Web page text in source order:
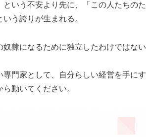
という不安より先に、「この人たちのた
う誇りが生まれる。
奴隷になるために独立したわけではない
専門家として、自分らしい経営を手にす
動いてください。